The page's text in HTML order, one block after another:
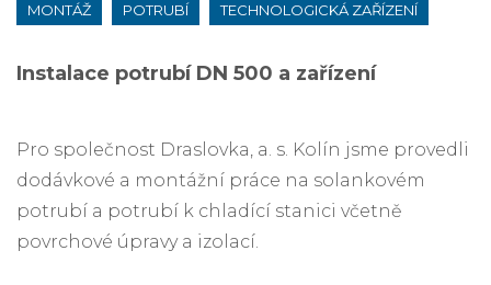
MONTÁŽ POTRUBÍ TECHNOLOGICKÁ ZAŘÍZENÍ
Instalace potrubí DN 500 a zařízení
Pro společnost Draslovka, a. s. Kolín jsme provedli
dodávkové a montážní práce na solankovém
potrubí a potrubí k chladící stanici včetně
povrchové úpravy a izolací.